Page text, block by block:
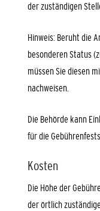
der zuständigen
Hinweis: Beruht die
besonderen Status
müssen Sie diesen
nachweisen.
Die Behörde kann
für die
Kosten
Die Höhe der
der örtlich